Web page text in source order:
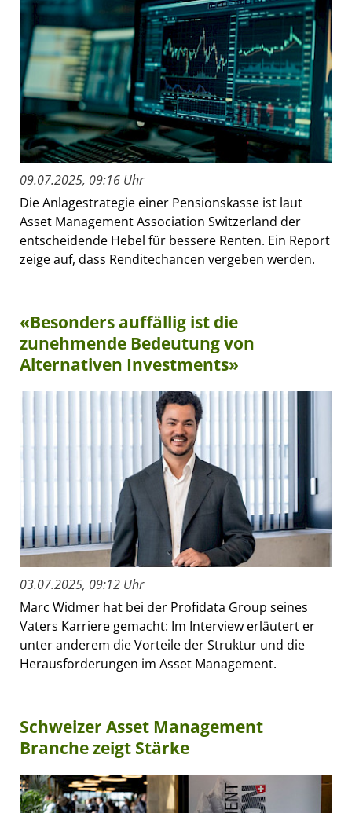
09.07.2025, 09:16 Uhr
Die Anlagestrategie einer Pensionskasse ist laut
Asset Management Association Switzerland der
entscheidende Hebel für bessere Renten. Ein Report
zeige auf, dass Renditechancen vergeben werden.
«Besonders auffällig ist die
zunehmende Bedeutung von
Alternativen Investments»
03.07.2025, 09:12 Uhr
Marc Widmer hat bei der Profidata Group seines
Vaters Karriere gemacht: Im Interview erläutert er
unter anderem die Vorteile der Struktur und die
Herausforderungen im Asset Management.
Schweizer Asset Management
Branche zeigt Stärke